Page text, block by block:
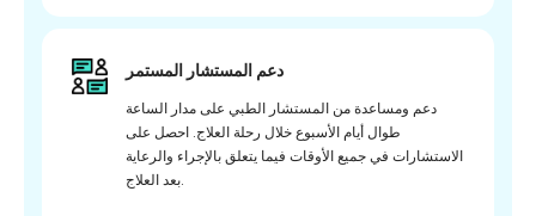
دعم المستشار المستمر
دعم ومساعدة من المستشار الطبي على مدار الساعة
طوال أيام الأسبوع خلال رحلة العلاج. احصل على
الاستشارات في جميع الأوقات فيما يتعلق بالإجراء والرعاية
بعد العلاج.